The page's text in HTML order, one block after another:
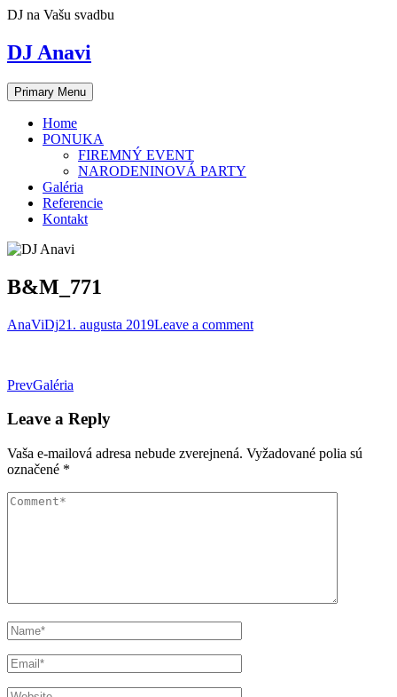
Skip
content
DJ na Vašu svadbu
DJ Anavi
Primary Menu
Home
PONUKA
FIREMNÝ EVENT
NARODENINOVÁ PARTY
Galéria
Referencie
Kontakt
B&M_771
AnaViDj21. augusta 2019Leave a comment
Post
navigation
PrevGaléria
Leave a Reply
Vaša e-mailová adresa nebude zverejnená. Vyžadované polia sú
označené *